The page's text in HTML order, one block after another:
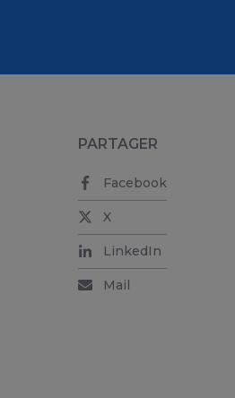
PARTAGER
Facebook
X
LinkedIn
Mail